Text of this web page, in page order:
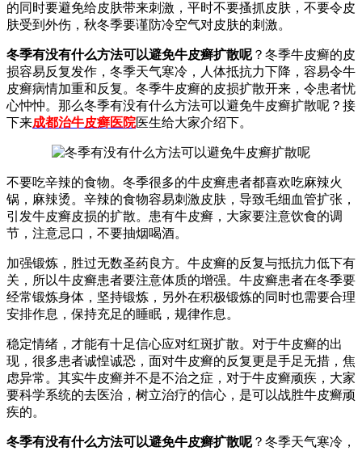
的同时要避免给皮肤带来刺激，平时不要搔抓皮肤，不要令皮
肤受到外伤，秋冬季要谨防冷空气对皮肤的刺激。
冬季有没有什么方法可以避免牛皮癣扩散呢？冬季牛皮癣的皮
损容易反复发作，冬季天气寒冷，人体抵抗力下降，容易令牛
皮癣病情加重和反复。冬季牛皮癣的皮损扩散开来，令患者忧
心忡忡。那么冬季有没有什么方法可以避免牛皮癣扩散呢？接
下来成都治牛皮癣医院医生给大家介绍下。
不要吃辛辣的食物。冬季很多的牛皮癣患者都喜欢吃麻辣火
锅，麻辣烫。辛辣的食物容易刺激皮肤，导致毛细血管扩张，
引发牛皮癣皮损的扩散。患有牛皮癣，大家要注意饮食的调
节，注意忌口，不要抽烟喝酒。
加强锻炼，胜过无数圣药良方。牛皮癣的反复与抵抗力低下有
关，所以牛皮癣患者要注意体质的增强。牛皮癣患者在冬季要
经常锻炼身体，坚持锻炼，另外在积极锻炼的同时也需要合理
安排作息，保持充足的睡眠，规律作息。
稳定情绪，才能有十足信心应对红斑扩散。对于牛皮癣的出
现，很多患者诚惶诚恐，面对牛皮癣的反复更是手足无措，焦
虑异常。其实牛皮癣并不是不治之症，对于牛皮癣顽疾，大家
要科学系统的去医治，树立治疗的信心，是可以战胜牛皮癣顽
疾的。
冬季有没有什么方法可以避免牛皮癣扩散呢？冬季天气寒冷，